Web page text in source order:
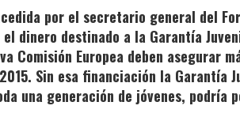
por el secretario general del
dinero destinado a la Garantía
Comisión Europea deben asegurar
Sin esa financiación la Garantía
una generación de jóvenes, podría